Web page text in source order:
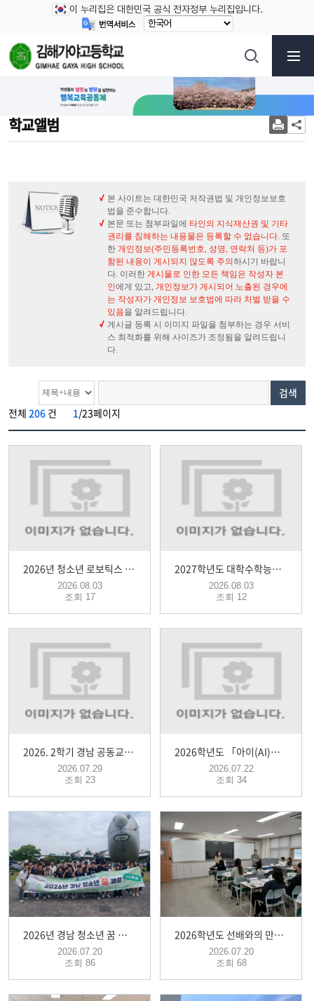
이 누리집은 대한민국 공식 전자정부 누리집입니다.
학교앨범
본 사이트는 대한민국 저작권법 및 개인정보보호
법을 준수합니다.
본문 또는 첨부파일에 타인의 지식재산권 및 기타
권리를 침해하는 내용물은 등록할 수 없습니다. 또
한 개인정보(주민등록번호, 성명, 연락처 등)가 포
함된 내용이 게시되지 않도록 주의하시기 바랍니
다. 이러한 게시물로 인한 모든 책임은 작성자 본
인에게 있고, 개인정보가 게시되어 노출된 경우에
는 작성자가 개인정보 보호법에 따라 처벌 받을 수
있음을 알려드립니다.
게시글 등록 시 이미지 파일을 첨부하는 경우 서비
스 최적화를 위해 사이즈가 조정됨을 알려드립니
다.
전체 206 건 1 /23페이지
검색
2026년 청소년 로보틱스 챌린지 대회 참가
2026.08.03
조회 17
2027학년도 대학수학능력시험 원서 접수 안내
2026.08.03
조회 12
2026. 2학기 경남 공동교육과정 추가모집 안내
2026.07.29
조회 23
2026학년도 「아이(AI)의 미래를 여는 경남교육 전자도서관」(구 아이좋아 전자도서관) 이용 안내
2026.07.22
조회 34
2026년 경남 청소년 꿈 캠프
2026.07.20
조회 86
2026학년도 선배와의 만남 행사
2026.07.20
조회 68